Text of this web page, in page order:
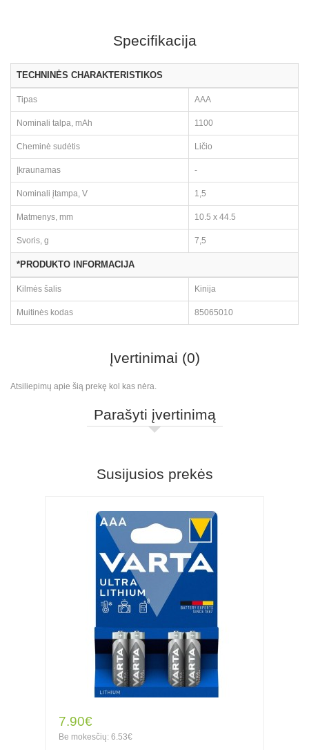
Specifikacija
TECHNINĖS CHARAKTERISTIKOS
Tipas AAA
Nominali talpa, mAh 1100
Cheminė sudėtis Ličio
Įkraunamas -
Nominali įtampa, V 1,5
Matmenys, mm 10.5 x 44.5
Svoris, g 7,5
*PRODUKTO INFORMACIJA
Kilmės šalis Kinija
Muitinės kodas 85065010
Įvertinimai (0)
Atsiliepimų apie šią prekę kol kas nėra.
Parašyti įvertinimą
Susijusios prekės
7.90€
Be mokesčių: 6.53€